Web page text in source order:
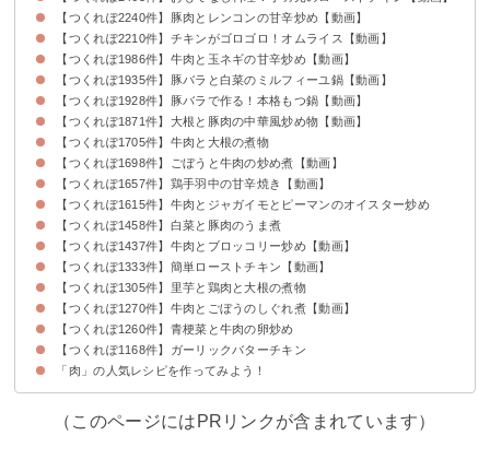
【つくれぽ2240件】豚肉とレンコンの甘辛炒め【動画】
【つくれぽ2210件】チキンがゴロゴロ！オムライス【動画】
【つくれぽ1986件】牛肉と玉ネギの甘辛炒め【動画】
【つくれぽ1935件】豚バラと白菜のミルフィーユ鍋【動画】
【つくれぽ1928件】豚バラで作る！本格もつ鍋【動画】
【つくれぽ1871件】大根と豚肉の中華風炒め物【動画】
【つくれぽ1705件】牛肉と大根の煮物
【つくれぽ1698件】ごぼうと牛肉の炒め煮【動画】
【つくれぽ1657件】鶏手羽中の甘辛焼き【動画】
【つくれぽ1615件】牛肉とジャガイモとピーマンのオイスター炒め
【つくれぽ1458件】白菜と豚肉のうま煮
【つくれぽ1437件】牛肉とブロッコリー炒め【動画】
【つくれぽ1333件】簡単ローストチキン【動画】
【つくれぽ1305件】里芋と鶏肉と大根の煮物
【つくれぽ1270件】牛肉とごぼうのしぐれ煮【動画】
【つくれぽ1260件】青梗菜と牛肉の卵炒め
【つくれぽ1168件】ガーリックバターチキン
「肉」の人気レシピを作ってみよう！
（このページにはPRリンクが含まれています）